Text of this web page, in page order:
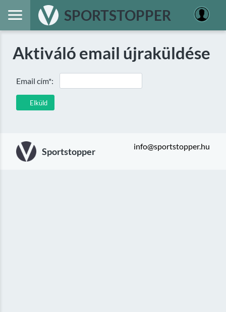
SPORTSTOPPER
Aktiváló email újraküldése
Elküld
Email cím*:
Sportstopper info@sportstopper.hu